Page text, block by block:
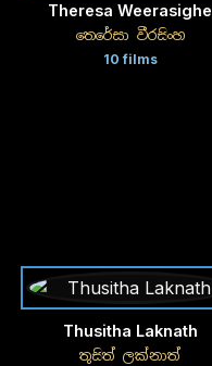
Theresa Weerasighe
තෙරේසා වීරසිංහ
10 films
Thusitha Laknath
තුසිත් ලක්නාත්